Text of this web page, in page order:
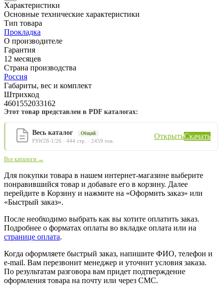
Характеристики
Основные технические характеристики
Тип товара
Прокладка
О производителе
Гарантия
12 месяцев
Страна производства
Россия
Габариты, вес и комплект
Штрихкод
4601552033162
Этот товар представлен в PDF каталогах:
Весь каталог Общий
FSW28-1/26 · 444 стр. · 2459 тов.
ОткрытьСкачать
Все каталоги →
Для покупки товара в нашем интернет-магазине выберите
понравившийся товар и добавьте его в корзину. Далее
перейдите в Корзину и нажмите на «Оформить заказ» или
«Быстрый заказ».
После необходимо выбрать как вы хотите оплатить заказ.
Подробнее о форматах оплаты во вкладке оплата или на
странице оплата.
Когда оформляете быстрый заказ, напишите ФИО, телефон и
e-mail. Вам перезвонит менеджер и уточнит условия заказа.
По результатам разговора вам придет подтверждение
оформления товара на почту или через СМС.